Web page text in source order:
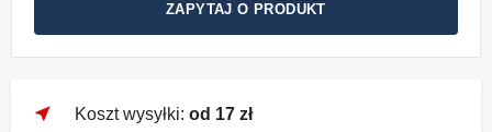
ZAPYTAJ O PRODUKT
near_me Koszt wysyłki: od 17 zł